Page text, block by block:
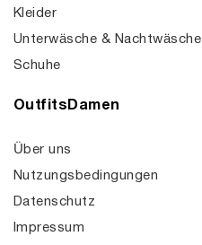
Kleider
Unterwäsche & Nachtwäsche
Schuhe
OutfitsDamen
Über uns
Nutzungsbedingungen
Datenschutz
Impressum